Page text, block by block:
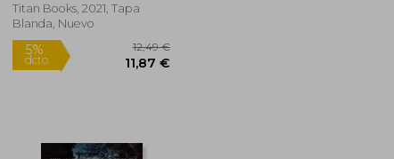
Titan Books, 2021, Tapa
Blanda, Nuevo